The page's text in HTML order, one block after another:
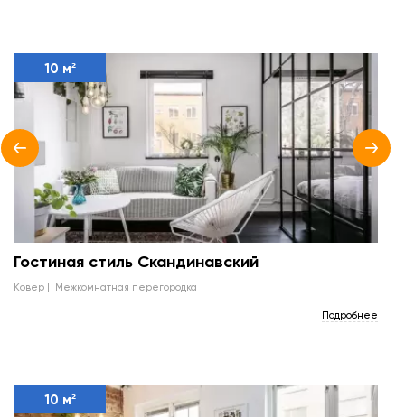
10 м²
Гостиная стиль Скандинавский
ковер межкомнатная перегородка
Подробнее
10 м²